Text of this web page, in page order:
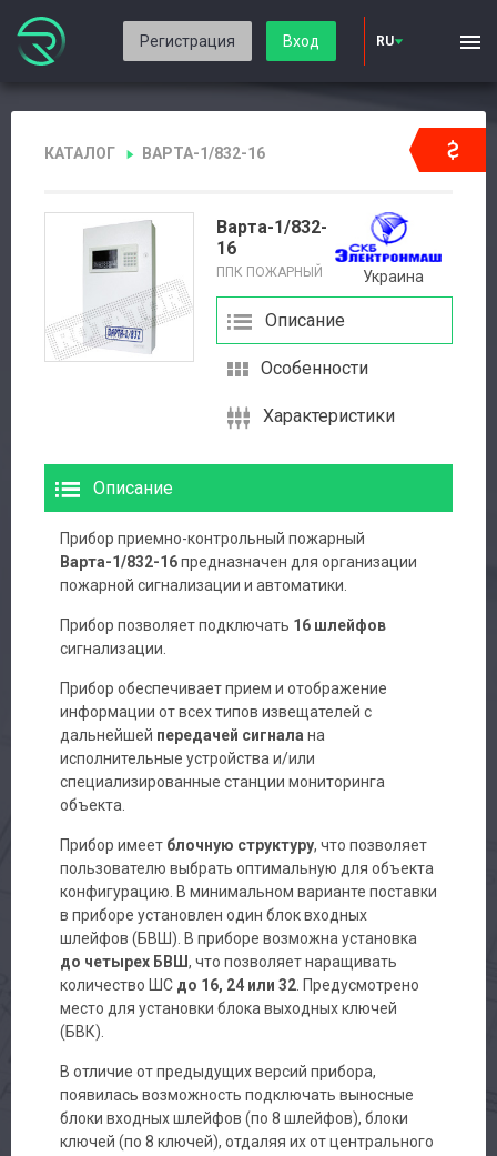
Регистрация Вход RU
КАТАЛОГ ВАРТА-1/832-16
Варта-1/832-
16
ППК ПОЖАРНЫЙ Украина
Описание
Особенности
Характеристики
Описание
Прибор приемно-контрольный пожарный
Варта-1/832-16предназначен для организации
пожарной сигнализации и автоматики.
Прибор позволяет подключать 16 шлейфов
сигнализации.
Прибор обеспечивает прием и отображение
информации от всех типов извещателей с
дальнейшей передачей сигнала на
исполнительные устройства и/или
специализированные станции мониторинга
объекта.
Прибор имеет блочную структуру, что позволяет
пользователю выбрать оптимальную для объекта
конфигурацию. В минимальном варианте поставки
в приборе установлен один блок входных
шлейфов (БВШ). В приборе возможна установка
до четырех БВШ, что позволяет наращивать
количество ШС до 16, 24 или 32 . Предусмотрено
место для установки блока выходных ключей
(БВК).
В отличие от предыдущих версий прибора,
появилась возможность подключать выносные
блоки входных шлейфов (по 8 шлейфов), блоки
ключей (по 8 ключей), отдаляя их от центрального